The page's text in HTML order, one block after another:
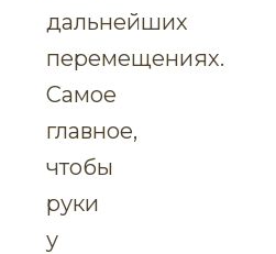
дальнейших
перемещениях.
Самое
главное,
чтобы
руки
у